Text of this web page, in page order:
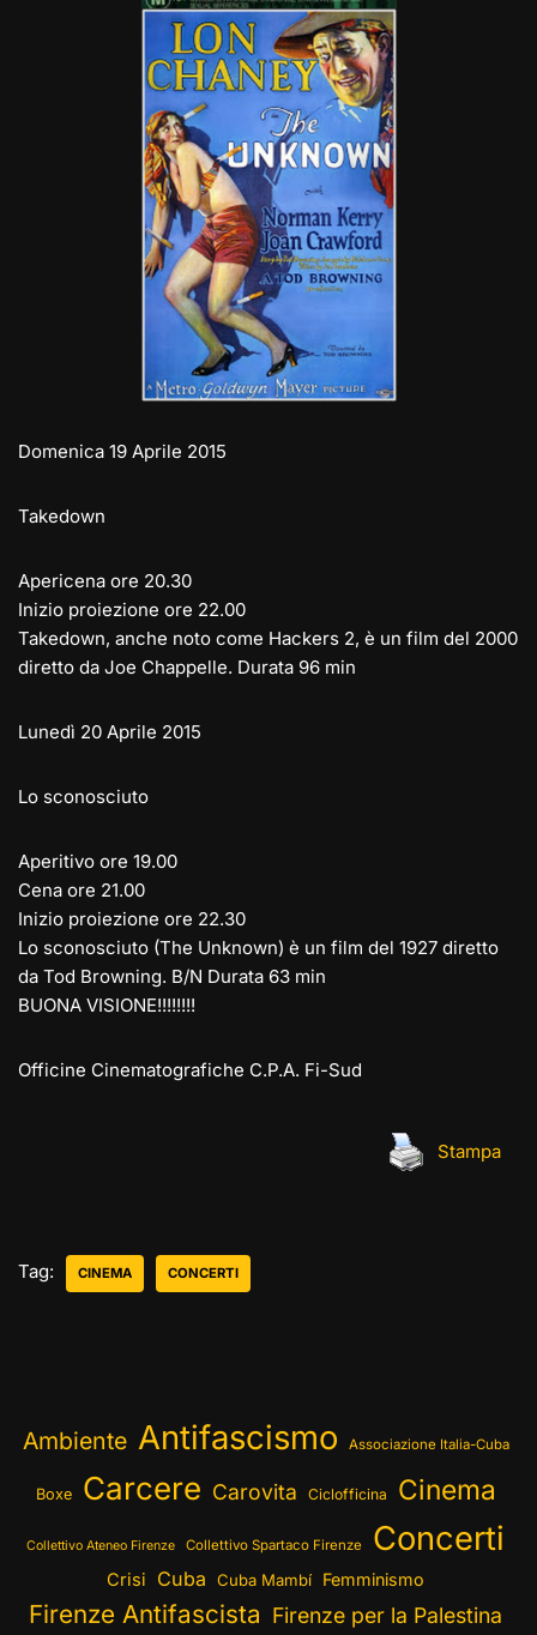
Domenica 19 Aprile 2015
Takedown
Apericena ore 20.30
Inizio proiezione ore 22.00
Takedown, anche noto come Hackers 2, è un film del 2000
diretto da Joe Chappelle. Durata 96 min
Lunedì 20 Aprile 2015
Lo sconosciuto
Aperitivo ore 19.00
Cena ore 21.00
Inizio proiezione ore 22.30
Lo sconosciuto (The Unknown) è un film del 1927 diretto
da Tod Browning. B/N Durata 63 min
BUONA VISIONE!!!!!!!!
Officine Cinematografiche C.P.A. Fi-Sud
Stampa
Tag: CINEMA CONCERTI
Ambiente Antifascismo Associazione Italia-Cuba
Boxe Carcere Carovita Ciclofficina Cinema
Collettivo Ateneo Firenze Collettivo Spartaco Firenze Concerti
Crisi Cuba Cuba Mambí Femminismo
Firenze Antifascista Firenze per la Palestina